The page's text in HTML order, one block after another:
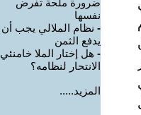
ضرورة ملحة تفرض
نفسها
- نظام الملالي يجب أن
يدفع الثمن
- هل إختار الملا خامنئي
الانتحار لنظامه؟
المزيد.....